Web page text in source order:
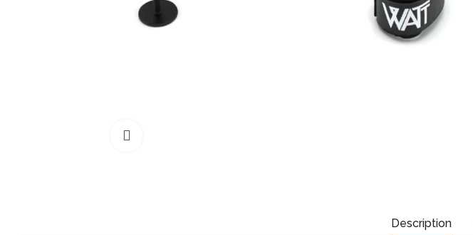
Description